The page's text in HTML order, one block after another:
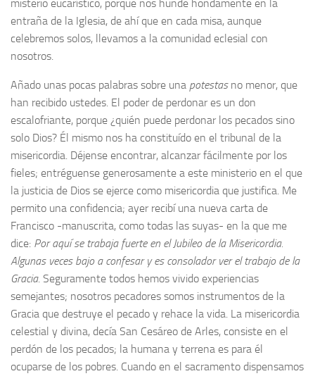
misterio eucarístico, porque nos hunde hondamente en la
entraña de la Iglesia, de ahí que en cada misa, aunque
celebremos solos, llevamos a la comunidad eclesial con
nosotros.
Añado unas pocas palabras sobre una potestasno menor, que
han recibido ustedes. El poder de perdonar es un don
escalofriante, porque ¿quién puede perdonar los pecados sino
solo Dios? Él mismo nos ha constituído en el tribunal de la
misericordia. Déjense encontrar, alcanzar fácilmente por los
fieles; entréguense generosamente a este ministerio en el que
la justicia de Dios se ejerce como misericordia que justifica. Me
permito una confidencia; ayer recibí una nueva carta de
Francisco -manuscrita, como todas las suyas- en la que me
dice: Por aquí se trabaja fuerte en el Jubileo de la Misericordia.
Algunas veces bajo a confesar y es consolador ver el trabajo de la
Gracia. Seguramente todos hemos vivido experiencias
semejantes; nosotros pecadores somos instrumentos de la
Gracia que destruye el pecado y rehace la vida. La misericordia
celestial y divina, decía San Cesáreo de Arles, consiste en el
perdón de los pecados; la humana y terrena es para él
ocuparse de los pobres. Cuando en el sacramento dispensamos